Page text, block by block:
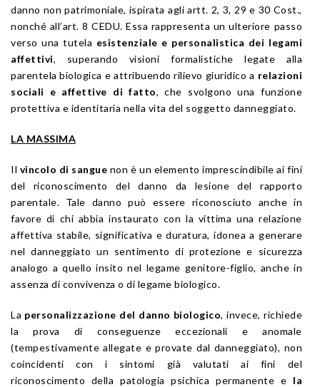
danno non patrimoniale, ispirata agli artt. 2, 3, 29 e 30 Cost.,
nonché all’art. 8 CEDU. Essa rappresenta un ulteriore passo
verso una tutela esistenziale e personalistica dei legami
affettivi, superando visioni formalistiche legate alla
parentela biologica e attribuendo rilievo giuridico a relazioni
sociali e affettive di fatto, che svolgono una funzione
protettiva e identitaria nella vita del soggetto danneggiato.
LA MASSIMA
Il vincolo di sangue non è un elemento imprescindibile ai fini
del riconoscimento del danno da lesione del rapporto
parentale. Tale danno può essere riconosciuto anche in
favore di chi abbia instaurato con la vittima una relazione
affettiva stabile, significativa e duratura, idonea a generare
nel danneggiato un sentimento di protezione e sicurezza
analogo a quello insito nel legame genitore-figlio, anche in
assenza di convivenza o di legame biologico.
La personalizzazione del danno biologico, invece, richiede
la prova di conseguenze eccezionali e anomale
(tempestivamente allegate e provate dal danneggiato), non
coincidenti con i sintomi già valutati ai fini del
riconoscimento della patologia psichica permanente e la